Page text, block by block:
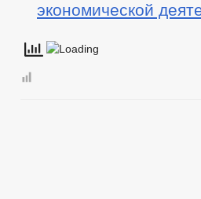
экономической